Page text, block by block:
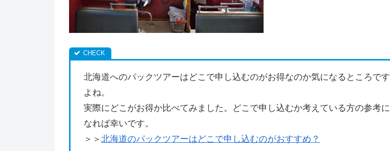
北海道へのパックツアーはどこで申し込むのがお得なのか気になるところです
よね。
実際にどこがお得か比べてみました。どこで申し込むか考えている方の参考に
なれば幸いです。
＞＞ 北海道のパックツアーはどこで申し込むのがおすすめ？